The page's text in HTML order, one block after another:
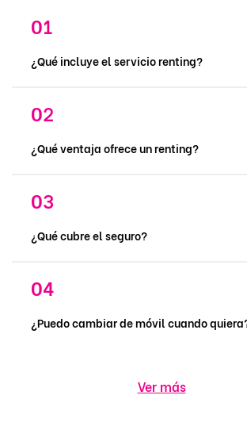
¿Qué incluye el servicio renting?
¿Qué ventaja ofrece un renting?
¿Qué cubre el seguro?
¿Puedo cambiar de móvil cuando
Ver más